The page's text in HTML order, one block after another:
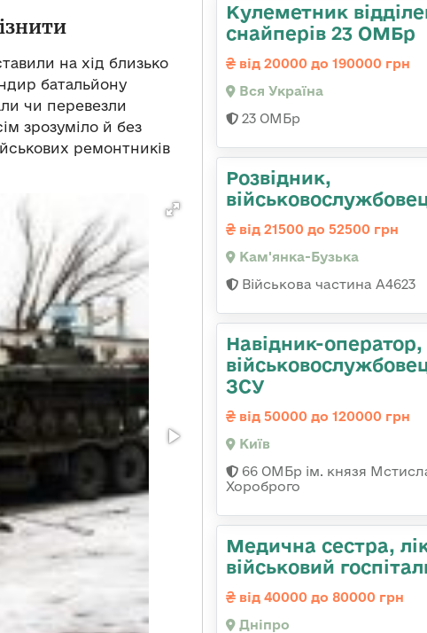
на хід близько
батальйону
чи перевезли
зрозуміло й без
ремонтників
Кулеметник
снайперів 23 ОМБр
від 20000 до 190000 грн
Вся Україна
23 ОМБр
Розвідник,
від 21500 до 52500 грн
Кам'янка-Бузька
Військова частина А4623
Навідник-оператор,
ЗСУ
від 50000 до 120000 грн
Київ
66 ОМБр ім. князя
Хороброго
Медична сестра,
військовий
від 40000 до 80000 грн
Дніпро